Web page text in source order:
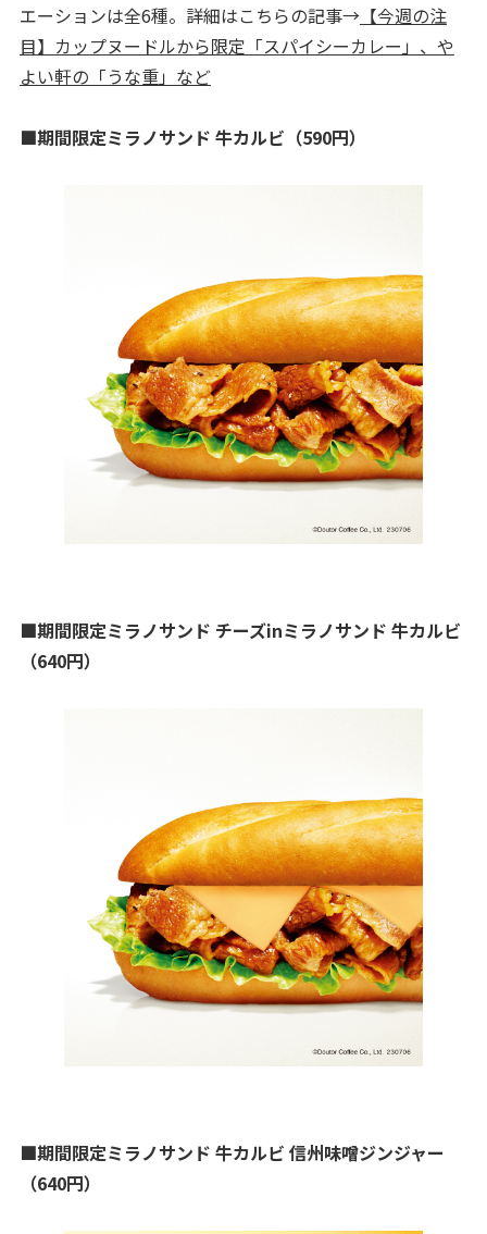
エーションは全6種。詳細はこちらの記事→【今週の注
目】カップヌードルから限定「スパイシーカレー」、や
よい軒の「うな重」など
■期間限定ミラノサンド 牛カルビ（590円）
■期間限定ミラノサンド チーズinミラノサンド 牛カルビ
（640円）
■期間限定ミラノサンド 牛カルビ 信州味噌ジンジャー
（640円）